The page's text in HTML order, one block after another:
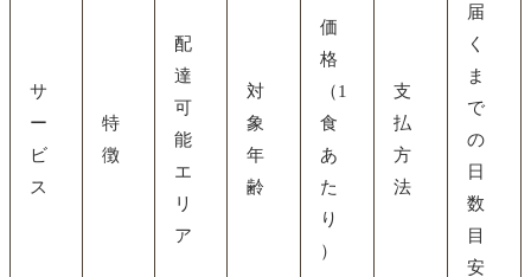
サ
ー
ビ
ス
特
徴
配
達
可
能
エ
リ
ア
対
象
年
齢
価
格
（1
食
あ
た
り
）
支
払
方
法
届
く
ま
で
の
日
数
目
安